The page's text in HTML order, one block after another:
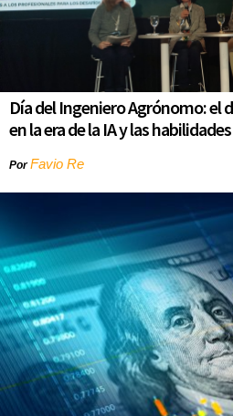
Día del Ingeniero Agrónomo: el
en la era de la IA y las
PorFavio Re